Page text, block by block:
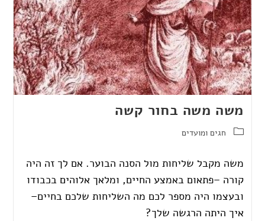
משה משה בחור קשה
חגים ומועדים
משה מקבל שליחות מול הסנה הבוער. אם לך זה היה
קורה –פתאום באמצע החיים, ומלאך אלוהים בכבודו
ובעצמו היה מספר לכם מה השליחות שלכם בחיים–
איך היתה הרגשה שלך?